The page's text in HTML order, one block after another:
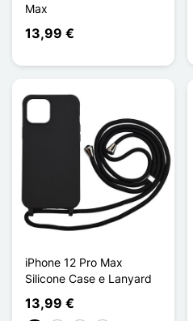
Max
13,99 €
iPhone 12 Pro Max
Silicone Case e Lanyard
13,99 €